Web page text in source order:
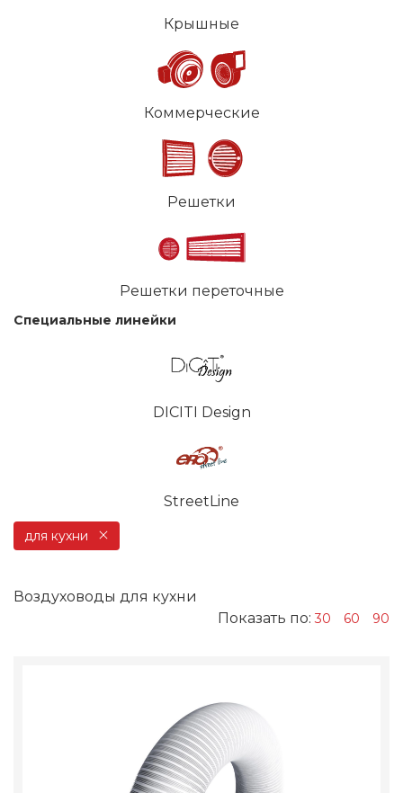
Крышные
Коммерческие
Решетки
Решетки переточные
Специальные линейки
DICITI Design
StreetLine
для кухни
Воздуховоды для кухни
Показать по:30 60 90